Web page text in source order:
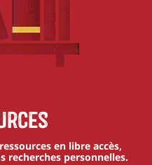
en libre accès,
recherches personnelles.